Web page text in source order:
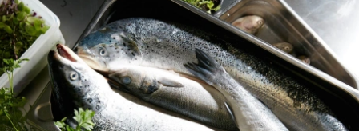
Liebevolles Design | Moderne Zimmer |
Luxuriöser Spa | Alpiner Stil